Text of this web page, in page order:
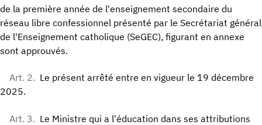
de la première année de l'enseignement secondaire du
réseau libre confessionnel présenté par le Secrétariat général
de l'Enseignement catholique (SeGEC), figurant en annexe
sont approuvés.
Art. 2. Le présent arrêté entre en vigueur le 19 décembre
2025.
Art. 3. Le Ministre qui a l'éducation dans ses attributions